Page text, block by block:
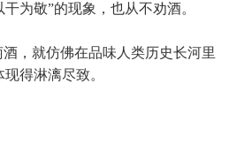
干为敬”的现象，也从不劝酒。
，就仿佛在品味人类历史长河里
得淋漓尽致。